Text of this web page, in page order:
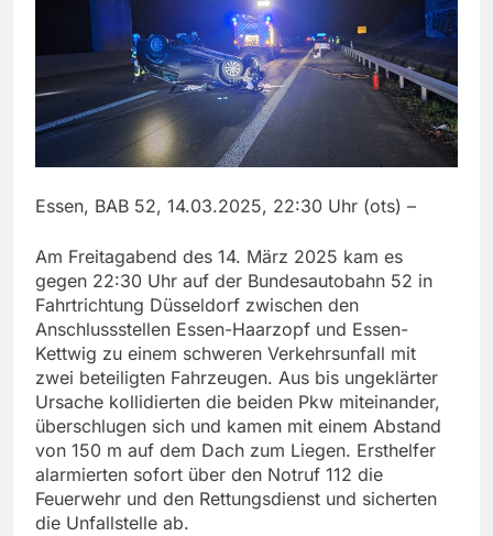
Essen, BAB 52, 14.03.2025, 22:30 Uhr (ots) –
Am Freitagabend des 14. März 2025 kam es
gegen 22:30 Uhr auf der Bundesautobahn 52 in
Fahrtrichtung Düsseldorf zwischen den
Anschlussstellen Essen-Haarzopf und Essen-
Kettwig zu einem schweren Verkehrsunfall mit
zwei beteiligten Fahrzeugen. Aus bis ungeklärter
Ursache kollidierten die beiden Pkw miteinander,
überschlugen sich und kamen mit einem Abstand
von 150 m auf dem Dach zum Liegen. Ersthelfer
alarmierten sofort über den Notruf 112 die
Feuerwehr und den Rettungsdienst und sicherten
die Unfallstelle ab.